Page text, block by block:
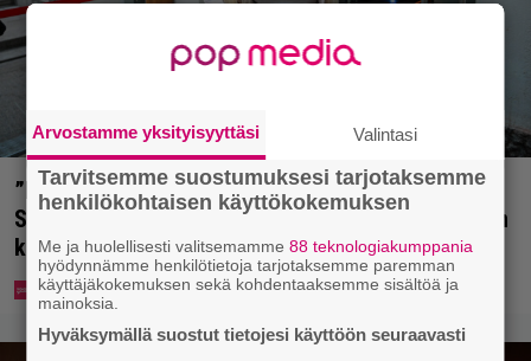
”Mitä isompi vehje, sen paremmin kulkee” –
Susanna Penttilä suuntasi Bangbussinsa Helsingin
keskustaan
Arvostamme yksityisyyttäsi Valintasi
Tarvitsemme suostumuksesi tarjotaksemme
henkilökohtaisen käyttökokemuksen
Me ja huolellisesti valitsemamme88 teknologiakumppania
hyödynnämme henkilötietoja tarjotaksemme paremman
käyttäjäkokemuksen sekä kohdentaaksemme sisältöä ja
mainoksia.
Hyväksymällä suostut tietojesi käyttöön seuraavasti